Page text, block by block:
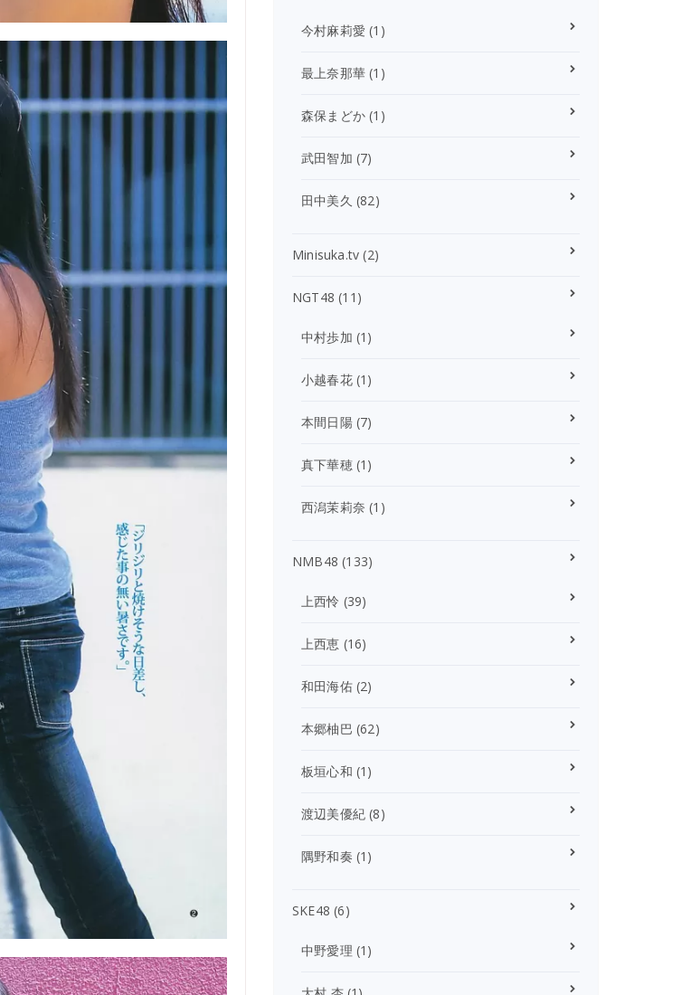
今村麻莉愛 (1)
最上奈那華 (1)
森保まどか (1)
武田智加 (7)
田中美久 (82)
Minisuka.tv (2)
NGT48 (11)
中村歩加 (1)
小越春花(1)
本間日陽(7)
真下華穂(1)
西潟茉莉奈 (1)
NMB48 (133)
上西怜 (39)
上西恵 (16)
和田海佑(2)
本郷柚巴 (62)
板垣心和 (1)
渡辺美優紀 (8)
隅野和奏 (1)
SKE48 (6)
中野愛理 (1)